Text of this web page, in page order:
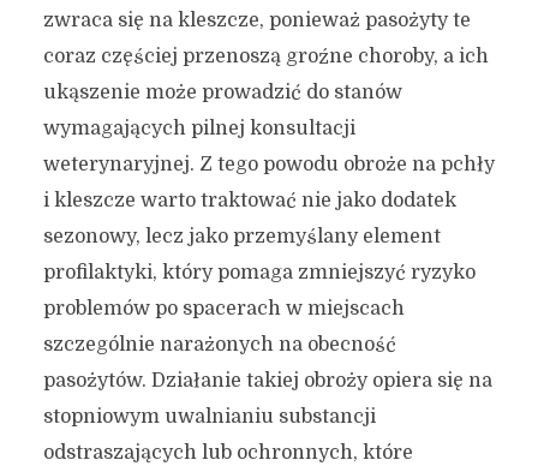
zwraca się na kleszcze, ponieważ pasożyty te
coraz częściej przenoszą groźne choroby, a ich
ukąszenie może prowadzić do stanów
wymagających pilnej konsultacji
weterynaryjnej. Z tego powodu obroże na pchły
i kleszcze warto traktować nie jako dodatek
sezonowy, lecz jako przemyślany element
profilaktyki, który pomaga zmniejszyć ryzyko
problemów po spacerach w miejscach
szczególnie narażonych na obecność
pasożytów. Działanie takiej obroży opiera się na
stopniowym uwalnianiu substancji
odstraszających lub ochronnych, które